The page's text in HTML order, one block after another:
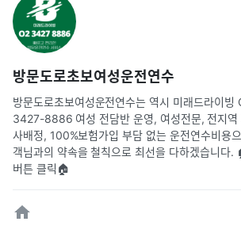
방문도로초보여성운전연수
방문도로초보여성운전연수는 역시 미래드라이빙
3427-8886 여성 전담반 운영, 여성전문, 전지역
사배정, 100%보험가입 부담 없는 운전연수비용
객님과의 약속을 철칙으로 최선을 다하겠습니다.
버튼 클릭🏠